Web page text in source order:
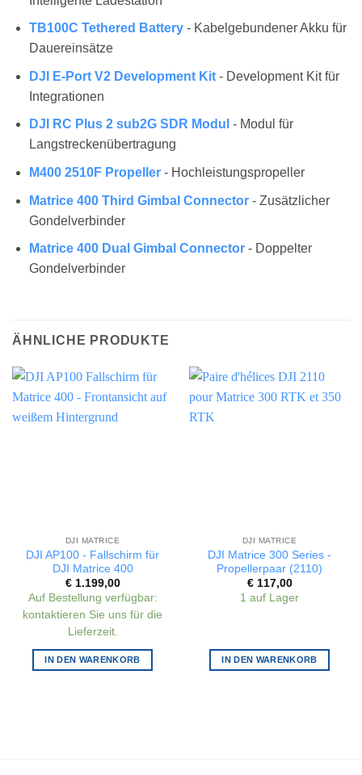
TB100C Tethered Battery- Kabelgebundener Akku für
Dauereinsätze
DJI E-Port V2 Development Kit- Development Kit für
Integrationen
DJI RC Plus 2 sub2G SDR Modul - Modul für
Langstreckenübertragung
M400 2510F Propeller- Hochleistungspropeller
Matrice 400 Third Gimbal Connector- Zusätzlicher
Gondelverbinder
Matrice 400 Dual Gimbal Connector- Doppelter
Gondelverbinder
ÄHNLICHE PRODUKTE
DJI MATRICE
DJI AP100 - Fallschirm für
DJI Matrice 400
€1.199,00
Auf Bestellung verfügbar:
kontaktieren Sie uns für die
Lieferzeit.
IN DEN WARENKORB
DJI MATRICE
DJI Matrice 300 Series -
Propellerpaar (2110)
€117,00
1 auf Lager
IN DEN WARENKORB